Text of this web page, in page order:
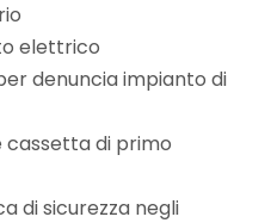
elettrico
denuncia impianto di
cassetta di primo
di sicurezza negli